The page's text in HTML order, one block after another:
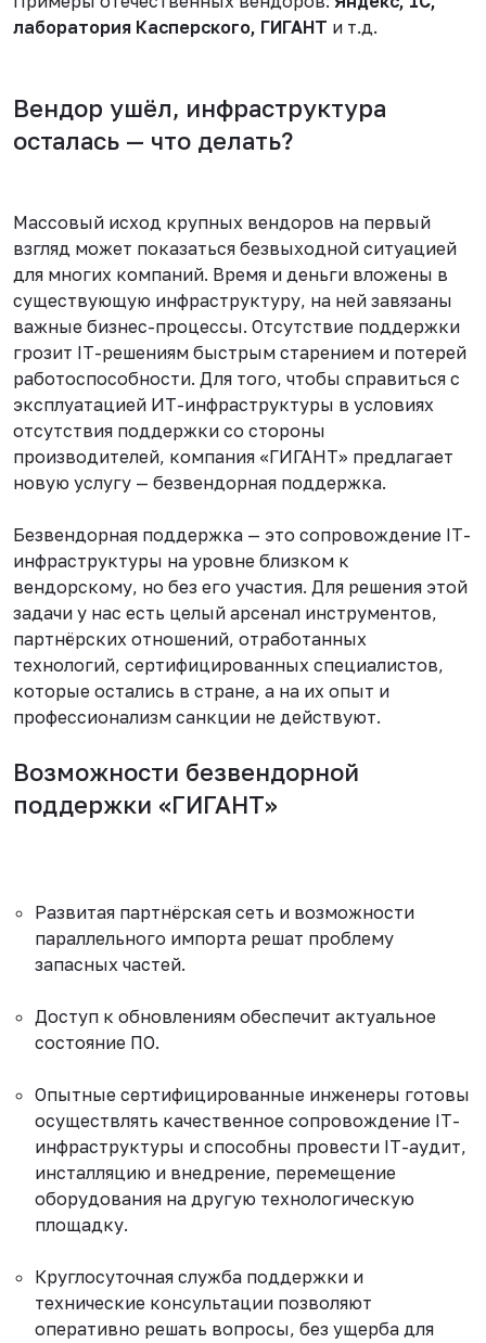
лаборатория Касперского, ГИГАНТ и т.д.
Вендор ушёл, инфраструктура
осталась — что делать?
Массовый исход крупных вендоров на первый
взгляд может показаться безвыходной ситуацией
для многих компаний. Время и деньги вложены в
существующую инфраструктуру, на ней завязаны
важные бизнес-процессы. Отсутствие поддержки
грозит IT-решениям быстрым старением и потерей
работоспособности. Для того, чтобы справиться с
эксплуатацией ИТ-инфраструктуры в условиях
отсутствия поддержки со стороны
производителей, компания «ГИГАНТ» предлагает
новую услугу — безвендорная поддержка.
Безвендорная поддержка — это сопровождение IT-
инфраструктуры на уровне близком к
вендорскому, но без его участия. Для решения этой
задачи у нас есть целый арсенал инструментов,
партнёрских отношений, отработанных
технологий, сертифицированных специалистов,
которые остались в стране, а на их опыт и
профессионализм санкции не действуют.
Возможности безвендорной
поддержки «ГИГАНТ»
Развитая партнёрская сеть и возможности
параллельного импорта решат проблему
запасных частей.
Доступ к обновлениям обеспечит актуальное
состояние ПО.
Опытные сертифицированные инженеры готовы
осуществлять качественное сопровождение IT-
инфраструктуры и способны провести IT-аудит,
инсталляцию и внедрение, перемещение
оборудования на другую технологическую
площадку.
Круглосуточная служба поддержки и
технические консультации позволяют
оперативно решать вопросы, без ущерба для